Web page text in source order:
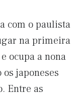
com o paulista
na primeira
ocupa a nona
japoneses
Entre as